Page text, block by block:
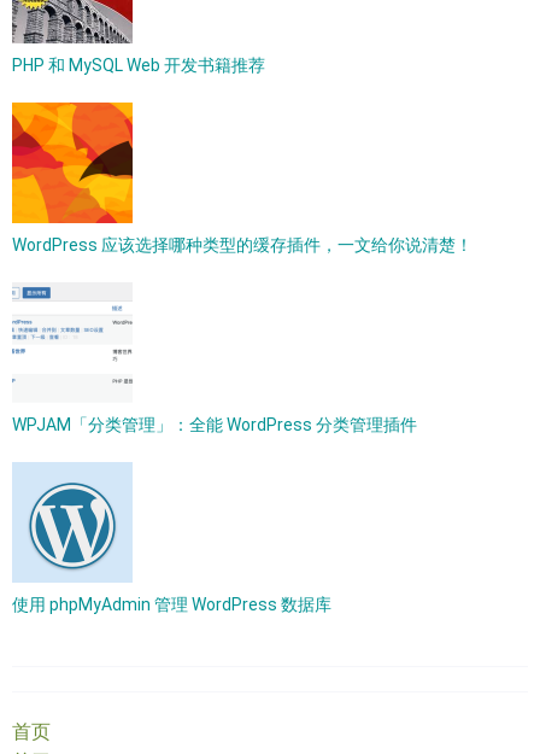
PHP 和 MySQL Web 开发书籍推荐
WordPress 应该选择哪种类型的缓存插件，一文给你说清楚！
WPJAM「分类管理」：全能 WordPress 分类管理插件
使用 phpMyAdmin 管理 WordPress 数据库
首页